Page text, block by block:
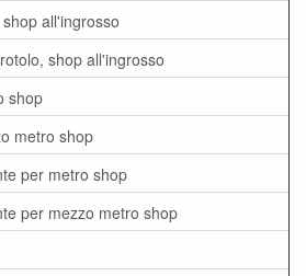
all'ingrosso
shop all'ingrosso
shop
metro shop
per metro shop
per mezzo metro shop